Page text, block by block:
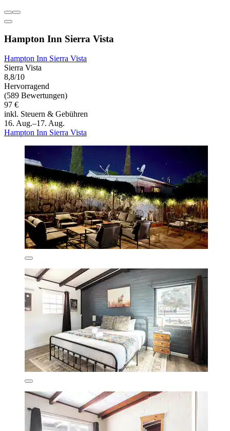
Hampton Inn Sierra Vista
Hampton Inn Sierra Vista
Sierra Vista
8,8/10
Hervorragend
(589 Bewertungen)
97 €
inkl. Steuern & Gebühren
16. Aug.–17. Aug.
Hampton Inn Sierra Vista